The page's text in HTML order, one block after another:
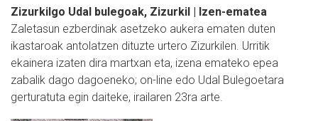
Zizurkilgo Udal bulegoak, Zizurkil | Izen-ematea
Zaletasun ezberdinak asetzeko aukera ematen duten
ikastaroak antolatzen dituzte urtero Zizurkilen. Urritik
ekainera izaten dira martxan eta, izena emateko epea
zabalik dago dagoeneko; on-line edo Udal Bulegoetara
gerturatuta egin daiteke, irailaren 23ra arte.